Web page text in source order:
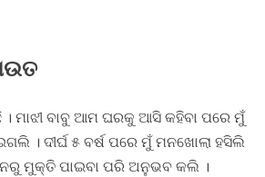
ମାଝୀ ବାବୁ ଆମ ଘରକୁ ଆସି କହିବା ପରେ ମୁଁ
। ଦୀର୍ଘ ୫ ବର୍ଷ ପରେ ମୁଁ ମନଖୋଲା ହସିଲି
ମୁକ୍ତି ପାଇବା ପରି ଅନୁଭବ କଲି ।